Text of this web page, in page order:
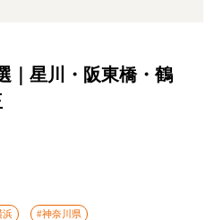
｜星川・阪東橋・鶴
浜 #神奈川県